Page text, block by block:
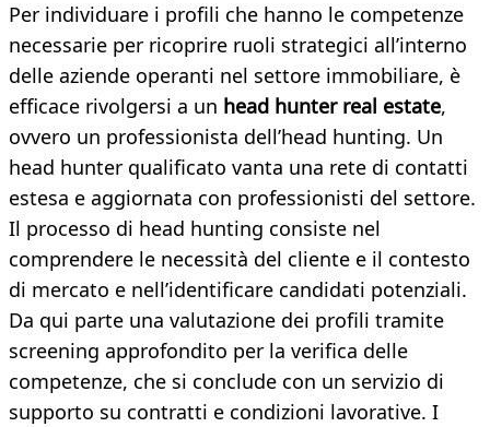
Per individuare i profili che hanno le competenze
necessarie per ricoprire ruoli strategici all’interno
delle aziende operanti nel settore immobiliare, è
efficace rivolgersi a un head hunter real estate,
ovvero un professionista dell’head hunting. Un
head hunter qualificato vanta una rete di contatti
estesa e aggiornata con professionisti del settore.
Il processo di head hunting consiste nel
comprendere le necessità del cliente e il contesto
di mercato e nell’identificare candidati potenziali.
Da qui parte una valutazione dei profili tramite
screening approfondito per la verifica delle
competenze, che si conclude con un servizio di
supporto su contratti e condizioni lavorative. I